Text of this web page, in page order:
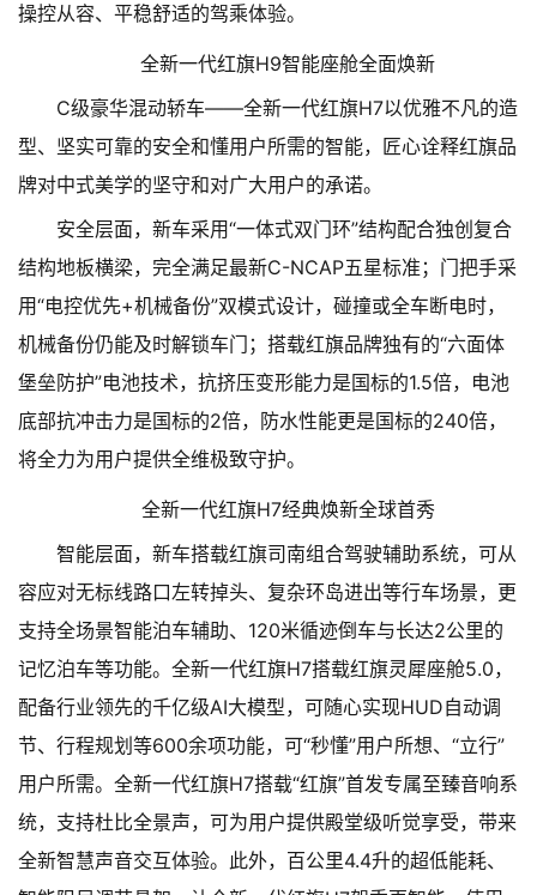
操控从容、平稳舒适的驾乘体验。
全新一代红旗H9智能座舱全面焕新
C级豪华混动轿车——全新一代红旗H7以优雅不凡的造
型、坚实可靠的安全和懂用户所需的智能，匠心诠释红旗品
牌对中式美学的坚守和对广大用户的承诺。
安全层面，新车采用“一体式双门环”结构配合独创复合
结构地板横梁，完全满足最新C-NCAP五星标准；门把手采
用“电控优先+机械备份”双模式设计，碰撞或全车断电时，
机械备份仍能及时解锁车门；搭载红旗品牌独有的“六面体
堡垒防护”电池技术，抗挤压变形能力是国标的1.5倍，电池
底部抗冲击力是国标的2倍，防水性能更是国标的240倍，
将全力为用户提供全维极致守护。
全新一代红旗H7经典焕新全球首秀
智能层面，新车搭载红旗司南组合驾驶辅助系统，可从
容应对无标线路口左转掉头、复杂环岛进出等行车场景，更
支持全场景智能泊车辅助、120米循迹倒车与长达2公里的
记忆泊车等功能。全新一代红旗H7搭载红旗灵犀座舱5.0，
配备行业领先的千亿级AI大模型，可随心实现HUD自动调
节、行程规划等600余项功能，可“秒懂”用户所想、“立行”
用户所需。全新一代红旗H7搭载“红旗”首发专属至臻音响系
统，支持杜比全景声，可为用户提供殿堂级听觉享受，带来
全新智慧声音交互体验。此外，百公里4.4升的超低能耗、